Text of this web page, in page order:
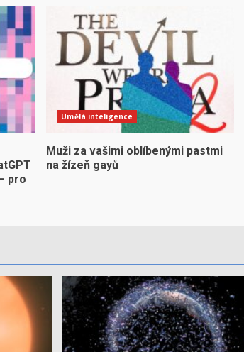
pro
Umělá inteligence
Muži za vašimi oblíbenými pastmi
na žízeň gayů